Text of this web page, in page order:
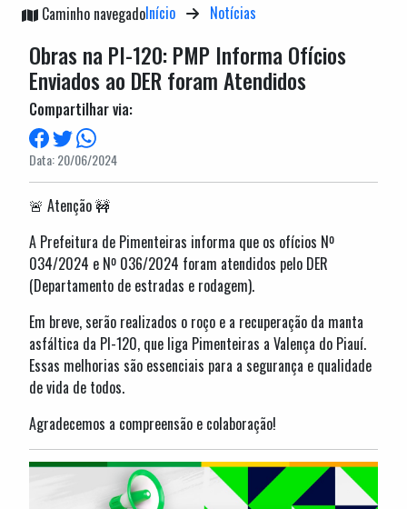
Caminho navegadoInício Notícias
Obras na PI-120: PMP Informa Ofícios
Enviados ao DER foram Atendidos
Compartilhar via:
Data: 20/06/2024
🚨 Atenção 🚧
A Prefeitura de Pimenteiras informa que os ofícios Nº
034/2024 e Nº 036/2024 foram atendidos pelo DER
(Departamento de estradas e rodagem).
Em breve, serão realizados o roço e a recuperação da manta
asfáltica da PI-120, que liga Pimenteiras a Valença do Piauí.
Essas melhorias são essenciais para a segurança e qualidade
de vida de todos.
Agradecemos a compreensão e colaboração!